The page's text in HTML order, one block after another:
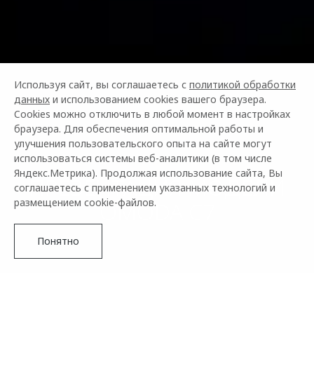
ПРЕЗЕНТАЦИЯ МОДЕЛИ
OMODA C7
Используя сайт, вы соглашаетесь с политикой обработки
данных и использованием cookies вашего браузера.
Cookies можно отключить в любой момент в настройках
браузера. Для обеспечения оптимальной работы и
улучшения пользовательского опыта на сайте могут
использоваться системы веб-аналитики (в том числе
Яндекс.Метрика). Продолжая использование сайта, Вы
соглашаетесь с применением указанных технологий и
размещением cookie-файлов.
Понятно